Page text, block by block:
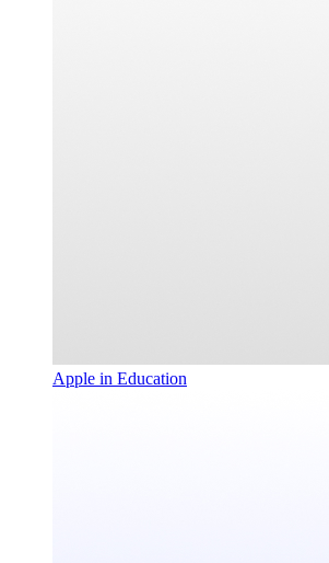
Apple in Education